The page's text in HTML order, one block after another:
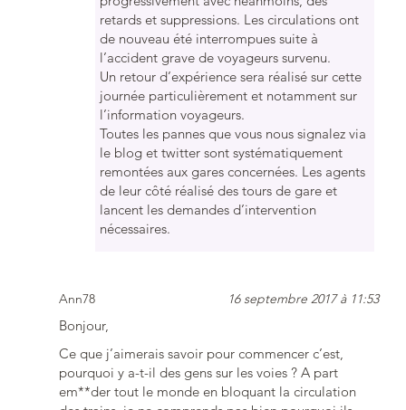
retards et suppressions. Les circulations ont
de nouveau été interrompues suite à
l’accident grave de voyageurs survenu.
Un retour d’expérience sera réalisé sur cette
journée particulièrement et notamment sur
l’information voyageurs.
Toutes les pannes que vous nous signalez via
le blog et twitter sont systématiquement
remontées aux gares concernées. Les agents
de leur côté réalisé des tours de gare et
lancent les demandes d’intervention
nécessaires.
Ann78 16 septembre 2017 à 11:53
Bonjour,
Ce que j’aimerais savoir pour commencer c’est,
pourquoi y a-t-il des gens sur les voies ? A part
em**der tout le monde en bloquant la circulation